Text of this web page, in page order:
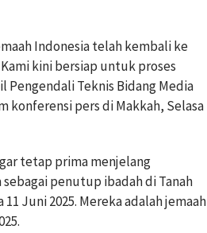
Indonesia telah kembali ke
kini bersiap untuk proses
Pengendali Teknis Bidang Media
konferensi pers di Makkah, Selasa
tetap prima menjelang
penutup ibadah di Tanah
Juni 2025. Mereka adalah jemaah